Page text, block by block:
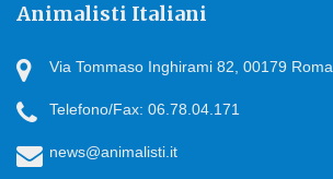
Animalisti Italiani
Via Tommaso Inghirami 82, 00179 Roma
Telefono/Fax: 06.78.04.171
news@animalisti.it